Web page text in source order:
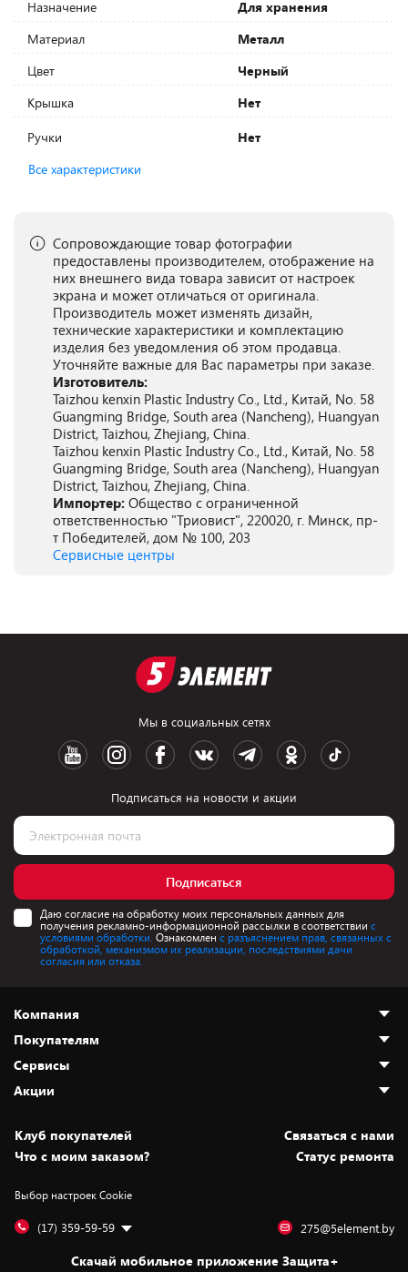
Назначение
Для хранения
Материал
Металл
Цвет
Черный
Крышка
Нет
Ручки
Нет
Все характеристики
Сопровождающие товар фотографии
предоставлены производителем, отображение на
них внешнего вида товара зависит от настроек
экрана и может отличаться от оригинала.
Производитель может изменять дизайн,
технические характеристики и комплектацию
изделия без уведомления об этом продавца.
Уточняйте важные для Вас параметры при заказе.
Изготовитель:
Taizhou kenxin Plastic Industry Co., Ltd., Китай, No. 58
Guangming Bridge, South area (Nancheng), Huangyan
District, Taizhou, Zhejiang, China.
Taizhou kenxin Plastic Industry Co., Ltd., Китай, No. 58
Guangming Bridge, South area (Nancheng), Huangyan
District, Taizhou, Zhejiang, China.
Импортер: Общество с ограниченной
ответственностью "Триовист", 220020, г. Минск, пр-
т Победителей, дом № 100, 203
Сервисные центры
Мы в социальных сетях
Подписаться на новости и акции
Подписаться
Даю согласие на обработку моих персональных данных для
получения рекламно-информационной рассылки в соответствии с
условиями обработки. Ознакомлен с разъяснением прав, связанных с
обработкой, механизмом их реализации, последствиями дачи
согласия или отказа.
Компания
О нас
Адреса магазинов
Новости
Статьи и обзоры
Вакансии
Дай пять добру!
Покупателям
Как сделать заказ
Оплата и доставка
Безналичный расчёт
Обмен и возврат товара
Обработка персональных данных
Подарочные карты
Сервисы
Установка техники
Для игровых консолей
Для мобильных устройств
Для компьютеров
Акции
Скидки и промокоды
Белорусские товары
Бонусы
Оплата частями
Клуб покупателей
Cвязаться с нами
Что с моим заказом?
Статус ремонта
Выбор настроек Cookie
(17) 359-59-59 275@5element.by
Скачай мобильное приложение Защита+